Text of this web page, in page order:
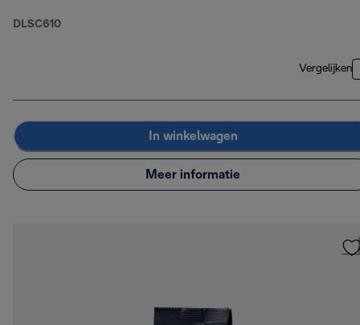
DLSC610
Vergelijken
In winkelwagen
Meer informatie